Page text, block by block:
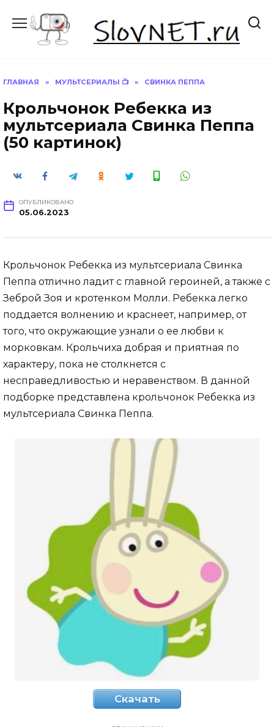
содержанию
ГЛАВНАЯ » МУЛЬТСЕРИАЛЫ 📺 » СВИНКА ПЕППА
Крольчонок Ребекка из
мультсериала Свинка Пеппа
(50 картинок)
ОПУБЛИКОВАНО
05.06.2023
Крольчонок Ребекка из мультсериала Свинка
Пеппа отлично ладит с главной героиней, а также с
Зеброй Зоя и кротенком Молли. Ребекка легко
поддается волнению и краснеет, например, от
того, что окружающие узнали о ее любви к
морковкам. Крольчиха добрая и приятная по
характеру, пока не столкнется с
несправедливостью и неравенством. В данной
подборке представлена крольчонок Ребекка из
мультсериала Свинка Пеппа.
Скачать